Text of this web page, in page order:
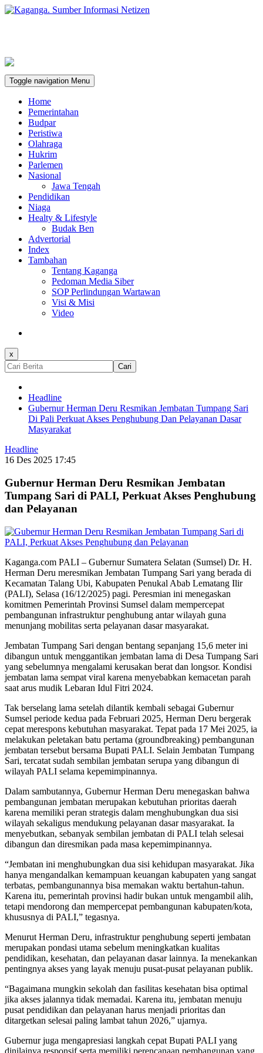
Toggle navigation Menu
Home
Pemerintahan
Budpar
Peristiwa
Olahraga
Hukrim
Parlemen
Nasional
Jawa Tengah
Pendidikan
Niaga
Healty & Lifestyle
Budak Ben
Advertorial
Index
Tambahan
Tentang Kaganga
Pedoman Media Siber
SOP Perlindungan Wartawan
Visi & Misi
Video
x
Cari
Headline
Gubernur Herman Deru Resmikan Jembatan Tumpang Sari
Di Pali Perkuat Akses Penghubung Dan Pelayanan Dasar
Masyarakat
Headline
16 Des 2025 17:45
Gubernur Herman Deru Resmikan Jembatan
Tumpang Sari di PALI, Perkuat Akses Penghubung
dan Pelayanan
Kaganga.com PALI – Gubernur Sumatera Selatan (Sumsel) Dr. H.
Herman Deru meresmikan Jembatan Tumpang Sari yang berada di
Kecamatan Talang Ubi, Kabupaten Penukal Abab Lematang Ilir
(PALI), Selasa (16/12/2025) pagi. Peresmian ini menegaskan
komitmen Pemerintah Provinsi Sumsel dalam mempercepat
pembangunan infrastruktur penghubung antar wilayah guna
menunjang mobilitas serta pelayanan dasar masyarakat.
Jembatan Tumpang Sari dengan bentang sepanjang 15,6 meter ini
dibangun untuk menggantikan jembatan lama di Desa Tumpang Sari
yang sebelumnya mengalami kerusakan berat dan longsor. Kondisi
jembatan lama sempat viral karena menyebabkan kemacetan parah
saat arus mudik Lebaran Idul Fitri 2024.
Tak berselang lama setelah dilantik kembali sebagai Gubernur
Sumsel periode kedua pada Februari 2025, Herman Deru bergerak
cepat merespons kebutuhan masyarakat. Tepat pada 17 Mei 2025, ia
melakukan peletakan batu pertama (groundbreaking) pembangunan
jembatan tersebut bersama Bupati PALI. Selain Jembatan Tumpang
Sari, tercatat sudah sembilan jembatan serupa yang dibangun di
wilayah PALI selama kepemimpinannya.
Dalam sambutannya, Gubernur Herman Deru menegaskan bahwa
pembangunan jembatan merupakan kebutuhan prioritas daerah
karena memiliki peran strategis dalam menghubungkan dua sisi
wilayah sekaligus mendukung pelayanan dasar masyarakat. Ia
menyebutkan, sebanyak sembilan jembatan di PALI telah selesai
dibangun dan diresmikan pada masa kepemimpinannya.
“Jembatan ini menghubungkan dua sisi kehidupan masyarakat. Jika
hanya mengandalkan kemampuan keuangan kabupaten yang sangat
terbatas, pembangunannya bisa memakan waktu bertahun-tahun.
Karena itu, pemerintah provinsi hadir bukan untuk mengambil alih,
tetapi mendorong dan mempercepat pembangunan kabupaten/kota,
khususnya di PALI,” tegasnya.
Menurut Herman Deru, infrastruktur penghubung seperti jembatan
merupakan pondasi utama sebelum meningkatkan kualitas
pendidikan, kesehatan, dan pelayanan dasar lainnya. Ia menekankan
pentingnya akses yang layak menuju pusat-pusat pelayanan publik.
“Bagaimana mungkin sekolah dan fasilitas kesehatan bisa optimal
jika akses jalannya tidak memadai. Karena itu, jembatan menuju
pusat pendidikan dan pelayanan harus menjadi prioritas dan
ditargetkan selesai paling lambat tahun 2026,” ujarnya.
Gubernur juga mengapresiasi langkah cepat Bupati PALI yang
dinilainya responsif serta memiliki perencanaan pembangunan yang